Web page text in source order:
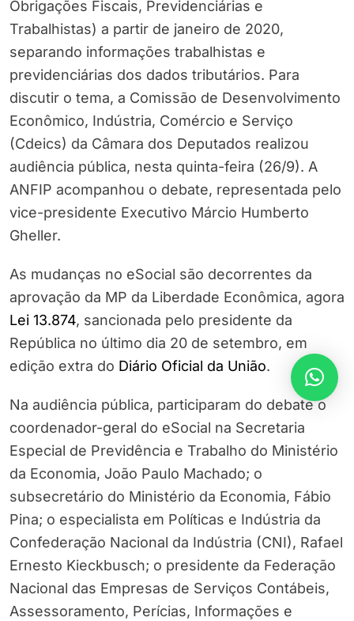
Obrigações Fiscais, Previdenciárias e
Trabalhistas) a partir de janeiro de 2020,
separando informações trabalhistas e
previdenciárias dos dados tributários. Para
discutir o tema, a Comissão de Desenvolvimento
Econômico, Indústria, Comércio e Serviço
(Cdeics) da Câmara dos Deputados realizou
audiência pública, nesta quinta-feira (26/9). A
ANFIP acompanhou o debate, representada pelo
vice-presidente Executivo Márcio Humberto
Gheller.
As mudanças no eSocial são decorrentes da
aprovação da MP da Liberdade Econômica, agora
Lei 13.874, sancionada pelo presidente da
República no último dia 20 de setembro, em
edição extra do Diário Oficial da União.
Na audiência pública, participaram do debate o
coordenador-geral do eSocial na Secretaria
Especial de Previdência e Trabalho do Ministério
da Economia, João Paulo Machado; o
subsecretário do Ministério da Economia, Fábio
Pina; o especialista em Políticas e Indústria da
Confederação Nacional da Indústria (CNI), Rafael
Ernesto Kieckbusch; o presidente da Federação
Nacional das Empresas de Serviços Contábeis,
Assessoramento, Perícias, Informações e